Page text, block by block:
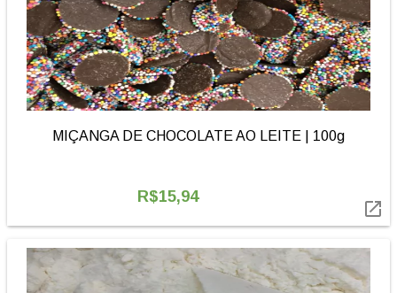
MIÇANGA DE CHOCOLATE AO LEITE | 100g
R$15,94
